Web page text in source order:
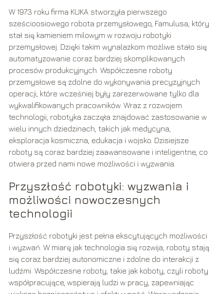
W 1973 roku firma KUKA stworzyła pierwszego
sześcioosiowego robota przemysłowego, Famulusa, który
stał się kamieniem milowym w rozwoju robotyki
przemysłowej. Dzięki takim wynalazkom możliwe stało się
automatyzowanie coraz bardziej skomplikowanych
procesów produkcyjnych. Współczesne roboty
przemysłowe są zdolne do wykonywania precyzyjnych
operacji, które wcześniej były zarezerwowane tylko dla
wykwalifikowanych pracowników. Wraz z rozwojem
technologii, robotyka zaczęła znajdować zastosowanie w
wielu innych dziedzinach, takich jak medycyna,
eksploracja kosmiczna, edukacja i wojsko. Dzisiejsze
roboty są coraz bardziej zaawansowane i inteligentne, co
otwiera przed nami nowe możliwości i wyzwania.
Przyszłość robotyki: wyzwania i
możliwości nowoczesnych
technologii
Przyszłość robotyki jest pełna ekscytujących możliwości
i wyzwań. W miarę jak technologia się rozwija, roboty stają
się coraz bardziej autonomiczne i zdolne do interakcji z
ludźmi. Współczesne roboty, takie jak koboty, czyli roboty
współpracujące, wspierają ludzi w pracy, zapewniając